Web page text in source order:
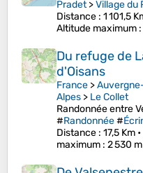
Pradet>Village du
Distance : 1 101,5
Altitude maximum
Du refuge de
d'Oisans
France >
Alpes > Le Collet
Randonnée entre
#Randonnée#
Distance : 17,5 Km •
maximum : 2 530 m